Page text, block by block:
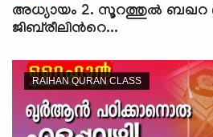
അധ്യായം 2. സൂറത്തുല്‍ ബഖറ
ജിബ്‍രീലിന്‍റെ...
RAIHAN QURAN CLASS